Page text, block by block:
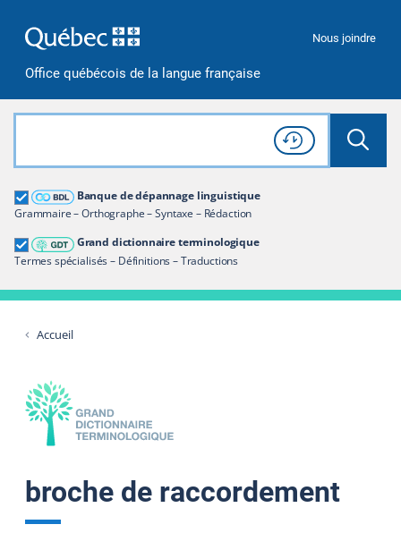
Office québécois de la langue française
Nous joindre
Rechercher dans tout le site
Lancer
Consulter l'
Historique
de recherche
Banque de dépannage linguistique
Grammaire – Orthographe – Syntaxe – Rédaction
Grand dictionnaire terminologique
Termes spécialisés – Définitions – Traductions
Grand dictionnaire terminologique
Restreindre aux termes
Accueil
broche de raccordement